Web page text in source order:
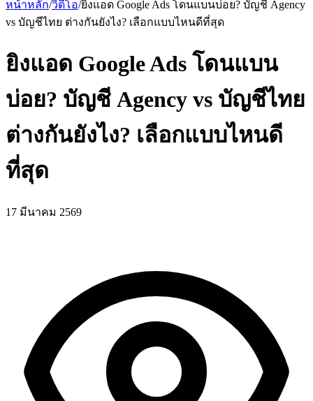
หน้าหลัก/วิดีโอ/ยิงแอด Google Ads โดนแบนบ่อย? บัญชี Agency
vs บัญชีไทย ต่างกันยังไง? เลือกแบบไหนดีที่สุด
ยิงแอด Google Ads โดนแบน
บ่อย? บัญชี Agency vs บัญชีไทย
ต่างกันยังไง? เลือกแบบไหนดี
ที่สุด
17 มีนาคม 2569